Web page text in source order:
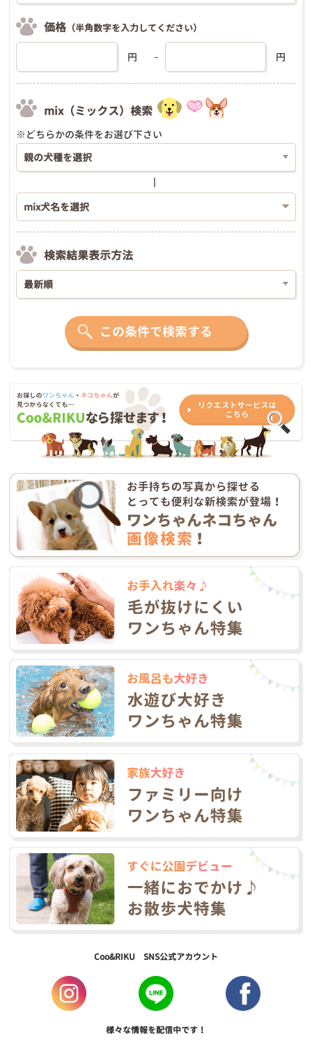
価格 （半角数字を入力してください）
円 円
mix（ミックス）検索
※どちらかの条件をお選び下さい
検索結果表示方法
この条件で検索する
Coo&RIKU SNS公式アカウント
様々な情報を配信中です！